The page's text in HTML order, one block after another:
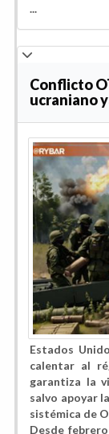
...
Conflicto
ucraniano
Estados
calentar al
garantiza la
salvo apoyar
sistémica de
Desde